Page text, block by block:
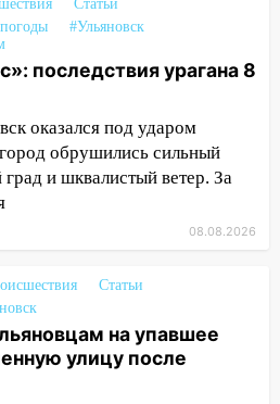
ломать город:
рухнул
Ульяновска обманули
преподавателя
ульяновцам на
затопленную улицу
со
рассказали,
мощного
Статьи
#Ульяновск
последствия урагана 8
оказался под ударом
обрушились сильный
и шквалистый ветер. За
08.08.2026
Статьи
на упавшее
улицу после